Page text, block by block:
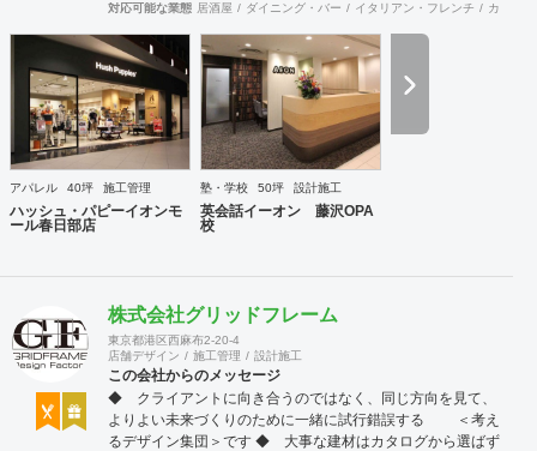
社ならではの実績をご確認下さい。 <a
href="https://www.partsinc.co.jp/">https://www.partsinc.co.jp/</a>
対応可能な業態 居酒屋 ダイニング・バー イタリアン・フレンチ カフェ
アパレル 40坪 施工管理
ハッシュ・パピーイオンモ
ール春日部店
塾・学校 50坪 設計施工
英会話イーオン 藤沢OPA
校
株式会社グリッドフレーム
東京都港区西麻布2-20-4
店舗デザイン
施工管理 設計施工
この会社からのメッセージ
◆ クライアントに向き合うのではなく、同じ方向を見て、
よりよい未来づくりのために一緒に試行錯誤する ＜考え
るデザイン集団＞です ◆ 大事な建材はカタログから選ばず